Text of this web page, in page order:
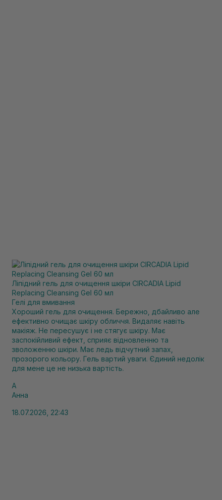
Ліпідний гель для очищення шкіри CIRCADIA Lipid
Replacing Cleansing Gel 60 мл
Гелі для вмивання
Хороший гель для очищення. Бережно, дбайливо але
ефективно очищає шкіру обличчя. Видаляє навіть
макіяж. Не пересушує і не стягує шкіру. Має
заспокійливий ефект, сприяє відновленню та
зволоженню шкіри. Має ледь відчутний запах,
прозорого кольору. Гель вартий уваги. Єдиний недолік
для мене це не низька вартість.
А
Анна
18.07.2026, 22:43